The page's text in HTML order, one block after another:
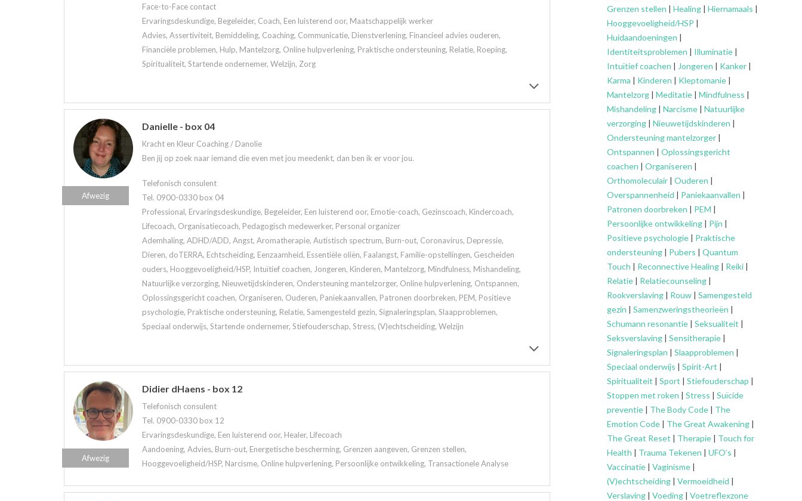
Face-to-Face contact
Ervaringsdeskundige, Begeleider, Coach, Een luisterend oor, Maatschappelijk werker
Advies, Assertiviteit, Bemiddeling, Coaching, Communicatie, Dienstverlening, Financieel advies ouderen,
Financiële problemen, Hulp, Mantelzorg, Online hulpverlening, Praktische ondersteuning, Relatie, Roeping,
Spiritualiteit, Startende ondernemer, Welzijn, Zorg
Danielle - box 04
Kracht en Kleur Coaching / Danolie
Ben jij op zoek naar iemand die even met jou meedenkt, dan ben ik er voor jou.
Telefonisch consulent
Tel. 0900-0330 box 04
Professional, Ervaringsdeskundige, Begeleider, Een luisterend oor, Emotie-coach, Gezinscoach, Kindercoach,
Lifecoach, Organisatiecoach, Pedagogisch medewerker, Personal organizer
Ademhaling, ADHD/ADD, Angst, Aromatherapie, Autistisch spectrum, Burn-out, Coronavirus, Depressie,
Dieren, doTERRA, Echtscheiding, Eenzaamheid, Essentiële oliën, Faalangst, Familie-opstellingen, Gescheiden
ouders, Hooggevoeligheid/HSP, Intuïtief coachen, Jongeren, Kinderen, Mantelzorg, Mindfulness, Mishandeling,
Natuurlijke verzorging, Nieuwetijdskinderen, Ondersteuning mantelzorger, Online hulpverlening, Ontspannen,
Oplossingsgericht coachen, Organiseren, Ouderen, Paniekaanvallen, Patronen doorbreken, PEM, Positieve
psychologie, Praktische ondersteuning, Relatie, Samengesteld gezin, Signaleringsplan, Slaapproblemen,
Speciaal onderwijs, Startende ondernemer, Stiefouderschap, Stress, (V)echtscheiding, Welzijn
Afwezig
Didier dHaens - box 12
Telefonisch consulent
Tel. 0900-0330 box 12
Ervaringsdeskundige, Een luisterend oor, Healer, Lifecoach
Aandoening, Advies, Burn-out, Energetische bescherming, Grenzen aangeven, Grenzen stellen,
Hooggevoeligheid/HSP, Narcisme, Online hulpverlening, Persoonlijke ontwikkeling, Transactionele Analyse
Afwezig
Grenzen stellen | Healing | Hiernamaals |
Hooggevoeligheid/HSP |
Huidaandoeningen |
Identiteitsproblemen | Illuminatie |
Intuïtief coachen | Jongeren | Kanker |
Karma | Kinderen | Kleptomanie |
Mantelzorg | Meditatie | Mindfulness |
Mishandeling | Narcisme | Natuurlijke
verzorging | Nieuwetijdskinderen |
Ondersteuningmantelzorger |
Ontspannen | Oplossingsgericht
coachen | Organiseren |
Orthomoleculair | Ouderen |
Overspannenheid | Paniekaanvallen |
Patronen doorbreken | PEM |
Persoonlijke ontwikkeling | Pijn |
Positieve psychologie | Praktische
ondersteuning | Pubers | Quantum
Touch | Reconnective Healing | Reiki |
Relatie | Relatiecounseling |
Rookverslaving | Rouw | Samengesteld
gezin | Samenzweringstheorieën |
Schumann resonantie | Seksualiteit |
Seksverslaving | Sensitherapie |
Signaleringsplan | Slaapproblemen |
Speciaal onderwijs | Spirit-Art |
Spiritualiteit | Sport | Stiefouderschap |
Stoppen met roken | Stress | Suïcide
preventie | The Body Code | The
Emotion Code | The Great Awakening |
The Great Reset | Therapie | Touch for
Health | Trauma Tekenen | UFO’s |
Vaccinatie | Vaginisme |
(V)echtscheiding | Vermoeidheid |
Verslaving | Voeding | Voetreflexzone